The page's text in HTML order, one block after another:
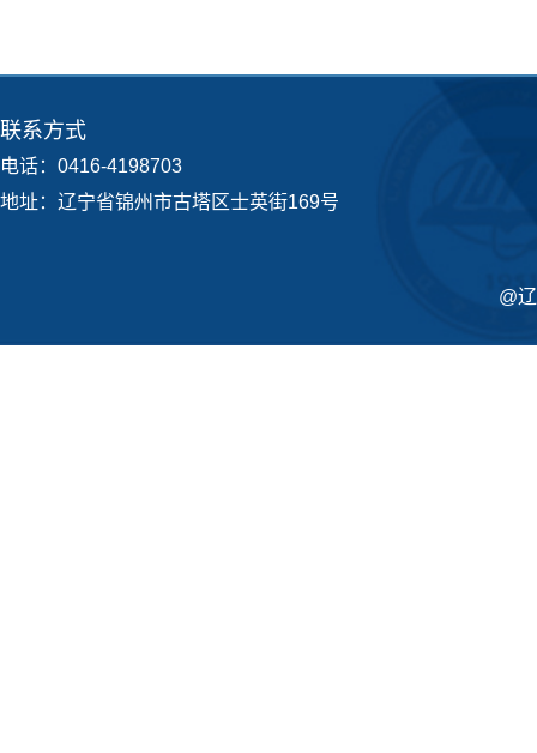
联系方式
电话：0416-4198703
地址：辽宁省锦州市古塔区士英街169号
@